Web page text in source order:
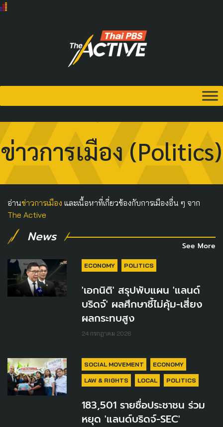
ข่าวการเมือง (Politics)
อ่านข่าวการเมือง และเนื้อหาที่เกี่ยวข้องกับการเมืองอื่น ๆ จาก
The Active
News
See More
ECONOMY POLITICS
'เอกนิติ' สรุปพับแผน 'แลนด์
บริดจ์' ผลศึกษาชี้ไม่คุ้ม-เสี่ยง
ผลกระทบสูง
24 กรกฎาคม 2026
SOCIAL MOVEMENT ECONOMY
LAW & RIGHTS LOCAL POLITICS
183,501 รายชื่อประชาชน ร่วม
หยุด 'แลนด์บริดจ์-SEC'